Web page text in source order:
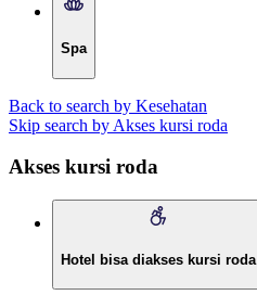
Spa
Back to search by Kesehatan
Skip search by Akses kursi roda
Akses kursi roda
Hotel bisa diakses kursi roda